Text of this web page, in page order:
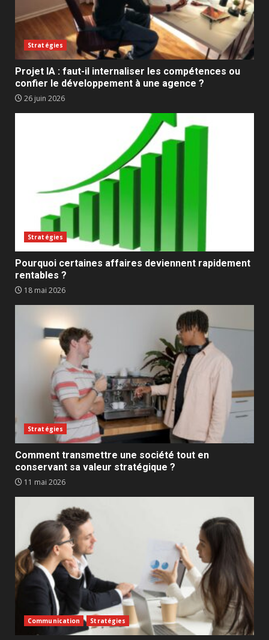
Stratégies
Projet IA : faut-il internaliser les compétences ou
confier le développement à une agence ?
26 juin 2026
Stratégies
Pourquoi certaines affaires deviennent rapidement
rentables ?
18 mai 2026
Stratégies
Comment transmettre une société tout en
conservant sa valeur stratégique ?
11 mai 2026
Communication Stratégies